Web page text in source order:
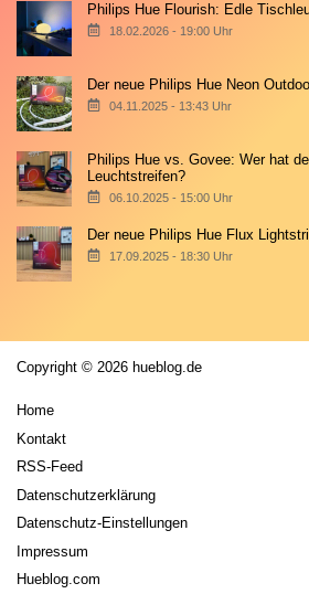
Philips Hue Flourish: Edle
18.02.2026 - 19:00 Uhr
Der neue Philips Hue Neon
04.11.2025 - 13:43 Uhr
Philips Hue vs. Govee: Wer hat
Leuchtstreifen?
06.10.2025 - 15:00 Uhr
Der neue Philips Hue Flux
17.09.2025 - 18:30 Uhr
Copyright © 2026 hueblog.de
Home
Kontakt
RSS-Feed
Datenschutzerklärung
Datenschutz-Einstellungen
Impressum
Hueblog.com